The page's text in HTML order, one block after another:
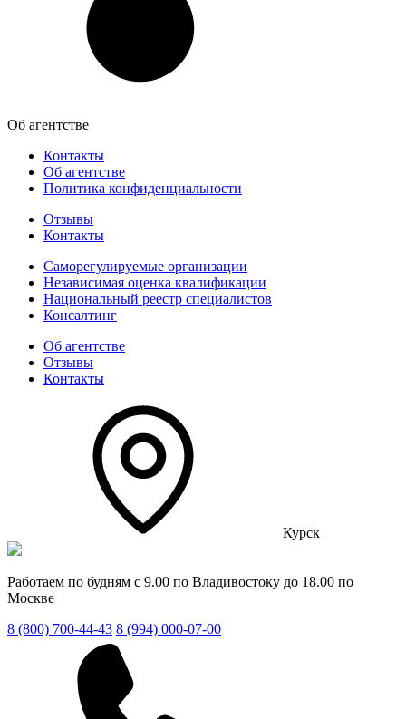
Об агентстве
Контакты
Об агентстве
Политика конфиденциальности
Отзывы
Контакты
Саморегулируемые организации
Независимая оценка квалификации
Национальный реестр специалистов
Консалтинг
Об агентстве
Отзывы
Контакты
Курск
Работаем по будням с 9.00 по Владивостоку до 18.00 по
Москве
8 (800) 700-44-43 8 (994) 000-07-00